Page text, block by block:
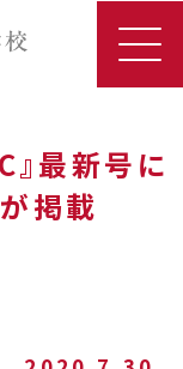
』最新号に
掲載